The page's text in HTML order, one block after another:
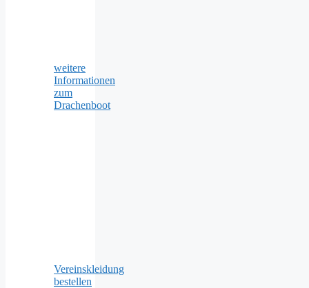
weitere
Informationen
zum
Drachenboot
Vereinskleidung
bestellen